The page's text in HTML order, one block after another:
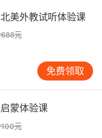
师是孩子英语学习效
选择拥有纯正英语发
语学习中会和外教有
直接会影响孩子的
学习英语，激发孩子
英语学习。
美外教试听体验课
688元
免费领取
蒙体验课
100元